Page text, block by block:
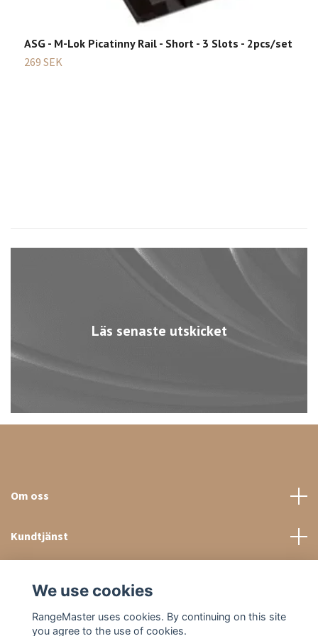
Läs senaste utskicket
ASG - M-Lok Picatinny Rail - Short - 3 Slots - 2pcs/set
269 SEK
Om oss
Kundtjänst
We use cookies
RangeMaster uses cookies. By continuing on this site
you agree to the use of cookies.